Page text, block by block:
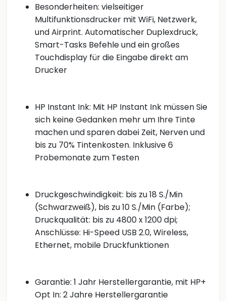
Besonderheiten: vielseitiger
Multifunktionsdrucker mit WiFi, Netzwerk,
und Airprint. Automatischer Duplexdruck,
Smart-Tasks Befehle und ein großes
Touchdisplay für die Eingabe direkt am
Drucker
HP Instant Ink: Mit HP Instant Ink müssen Sie
sich keine Gedanken mehr um Ihre Tinte
machen und sparen dabei Zeit, Nerven und
bis zu 70% Tintenkosten. Inklusive 6
Probemonate zum Testen
Druckgeschwindigkeit: bis zu 18 S./Min
(Schwarzweiß), bis zu 10 S./Min (Farbe);
Druckqualität: bis zu 4800 x 1200 dpi;
Anschlüsse: Hi-Speed USB 2.0, Wireless,
Ethernet, mobile Druckfunktionen
Garantie: 1 Jahr Herstellergarantie, mit HP+
Opt In: 2 Jahre Herstellergarantie